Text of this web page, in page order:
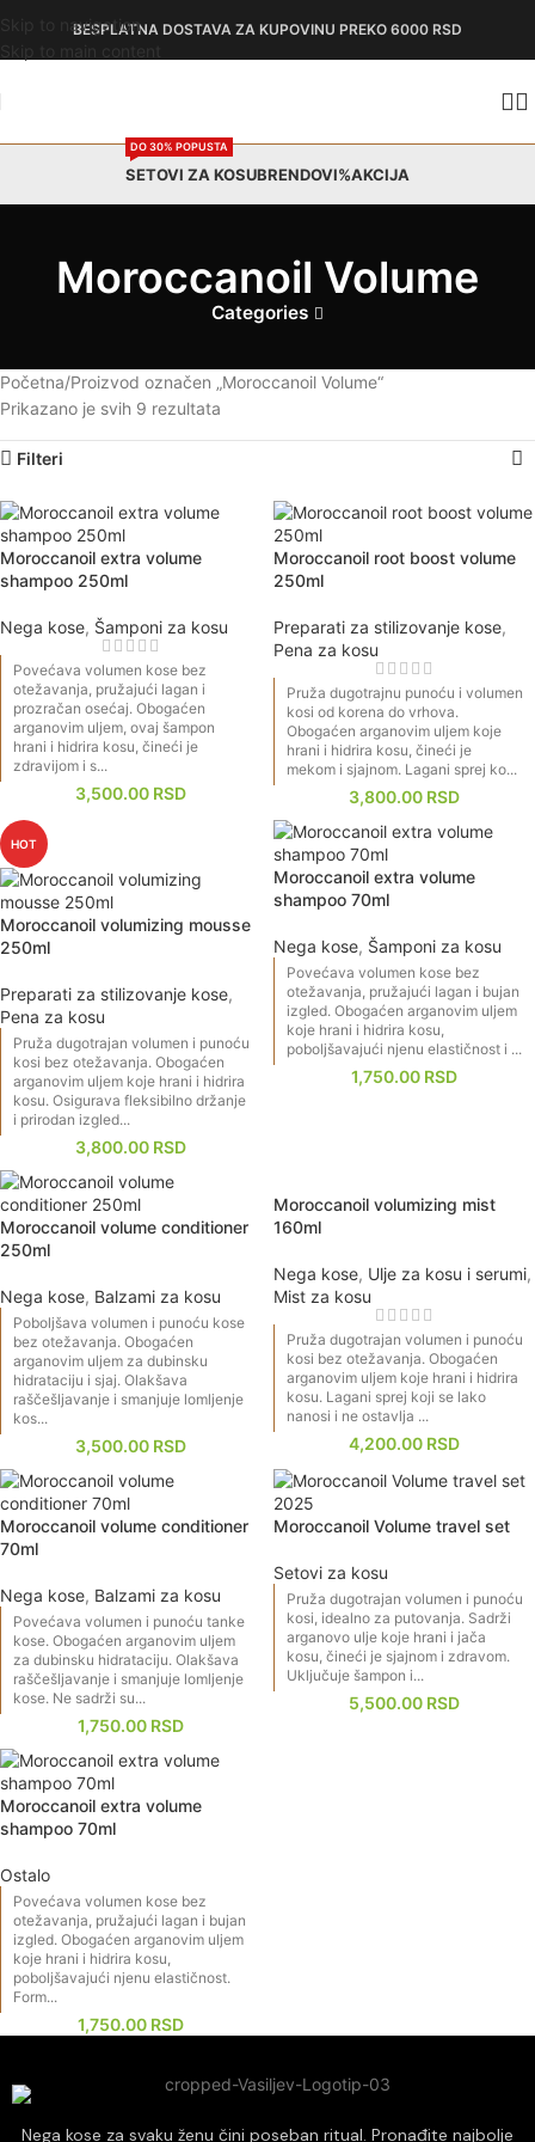
Skip to navigationBESPLATNA DOSTAVA ZA KUPOVINU PREKO 6000 RSD
SETOVI ZA KOSU
DO 30% POPUSTA
BRENDOVI%AKCIJA
Moroccanoil Volume
Categories
Početna Proizvod označen „Moroccanoil Volume“
Prikazano je svih 9 rezultata
Filteri
Moroccanoil extra volume
shampoo 250ml
Nega kose, Šamponi za kosu
3,500.00 RSD
Povećava volumen kose bez
otežavanja, pružajući lagan i
prozračan osećaj. Obogaćen
arganovim uljem, ovaj šampon
hrani i hidrira kosu, čineći je
zdravijom i s...
Moroccanoil root boost volume
250ml
Preparati za stilizovanje kose,
Pena za kosu
3,800.00 RSD
Pruža dugotrajnu punoću i volumen
kosi od korena do vrhova.
Obogaćen arganovim uljem koje
hrani i hidrira kosu, čineći je
mekom i sjajnom. Lagani sprej ko...
HOT
Moroccanoil volumizing mousse
250ml
Preparati za stilizovanje kose,
Pena za kosu
3,800.00 RSD
Pruža dugotrajan volumen i punoću
kosi bez otežavanja. Obogaćen
arganovim uljem koje hrani i hidrira
kosu. Osigurava fleksibilno držanje
i prirodan izgled...
Moroccanoil extra volume
shampoo 70ml
Nega kose, Šamponi za kosu
1,750.00 RSD
Povećava volumen kose bez
otežavanja, pružajući lagan i bujan
izgled. Obogaćen arganovim uljem
koje hrani i hidrira kosu,
poboljšavajući njenu elastičnost i ...
Moroccanoil volume conditioner
250ml
Nega kose, Balzami za kosu
3,500.00 RSD
Poboljšava volumen i punoću kose
bez otežavanja. Obogaćen
arganovim uljem za dubinsku
hidrataciju i sjaj. Olakšava
raščešljavanje i smanjuje lomljenje
kos...
Moroccanoil volumizing mist
160ml
Nega kose, Ulje za kosu i serumi,
Mist za kosu
4,200.00 RSD
Pruža dugotrajan volumen i punoću
kosi bez otežavanja. Obogaćen
arganovim uljem koje hrani i hidrira
kosu. Lagani sprej koji se lako
nanosi i ne ostavlja ...
Moroccanoil volume conditioner
70ml
Nega kose, Balzami za kosu
1,750.00 RSD
Povećava volumen i punoću tanke
kose. Obogaćen arganovim uljem
za dubinsku hidrataciju. Olakšava
raščešljavanje i smanjuje lomljenje
kose. Ne sadrži su...
Moroccanoil Volume travel set
Setovi za kosu
5,500.00 RSD
Pruža dugotrajan volumen i punoću
kosi, idealno za putovanja. Sadrži
arganovo ulje koje hrani i jača
kosu, čineći je sjajnom i zdravom.
Uključuje šampon i...
Moroccanoil extra volume
shampoo 70ml
Ostalo
1,750.00 RSD
Povećava volumen kose bez
otežavanja, pružajući lagan i bujan
izgled. Obogaćen arganovim uljem
koje hrani i hidrira kosu,
poboljšavajući njenu elastičnost.
Form...
Nega kose za svaku ženu čini poseban ritual. Pronađite najbolje